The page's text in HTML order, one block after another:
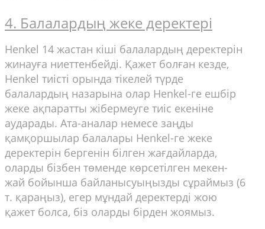
4. Балалардың жеке деректері
Henkel 14 жастан кіші балалардың деректерін
жинауға ниеттенбейді. Қажет болған кезде,
Henkel тиісті орында тікелей түрде
балалардың назарына олар Henkel-ге ешбір
жеке ақпаратты жібермеуге тиіс екеніне
аударады. Ата-аналар немесе заңды
қамқоршылар балалары Henkel-ге жеке
деректерін бергенін білген жағдайларда,
оларды бізбен төменде көрсетілген мекен-
жай бойынша байланысуыңызды сұраймыз (6
т. қараңыз), егер мұндай деректерді жою
қажет болса, біз оларды бірден жоямыз.